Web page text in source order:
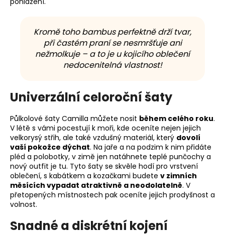
Kromě toho bambus perfektně drží tvar,
při častém praní se nesmršťuje ani
nežmolkuje – a to je u kojicího oblečení
nedocenitelná vlastnost!
Univerzální celoroční šaty
Půlkolové šaty Camilla můžete nosit během celého roku.
V létě s vámi pocestují k moři, kde oceníte nejen jejich
velkorysý střih, ale také vzdušný materiál, který dovolí
vaší pokožce dýchat. Na jaře a na podzim k nim přidáte
pléd a polobotky, v zimě jen natáhnete teplé punčochy a
nový outfit je tu. Tyto šaty se skvěle hodí pro vrstvení
oblečení, s kabátkem a kozačkami budete v zimních
měsících vypadat atraktivně a neodolatelně. V
přetopených místnostech pak oceníte jejich prodyšnost a
volnost.
Snadné a diskrétní kojení